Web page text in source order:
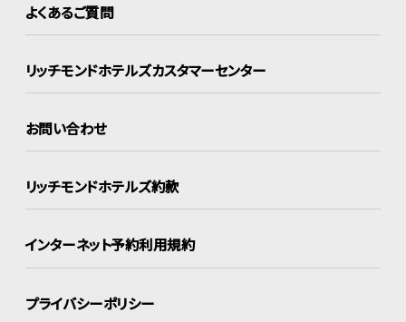
よくあるご質問
リッチモンドホテルズカスタマーセンター
お問い合わせ
リッチモンドホテルズ約款
インターネット予約利用規約
プライバシーポリシー